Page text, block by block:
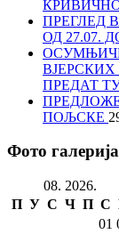
ПРЕГЛЕД
ОД 27.07.
ВЈЕРСКИХ
ПРЕДАТ
ПОЉСКЕ
Фото галерија
08. 2026.
П У С Ч П С
01